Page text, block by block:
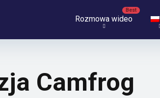
Rozmowa wideo
Camfrog